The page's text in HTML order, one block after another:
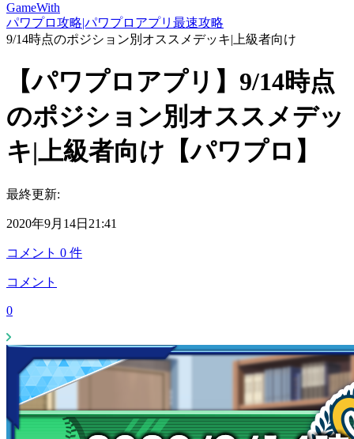
GameWith
パワプロ攻略|パワプロアプリ最速攻略
9/14時点のポジション別オススメデッキ|上級者向け
【パワプロアプリ】9/14時点
のポジション別オススメデッ
キ|上級者向け【パワプロ】
最終更新:
2020年9月14日21:41
コメント 0 件
コメント
0